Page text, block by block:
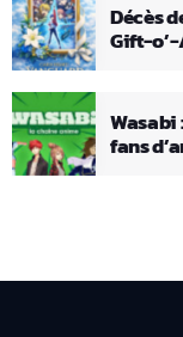
Décès
Gift-
fans